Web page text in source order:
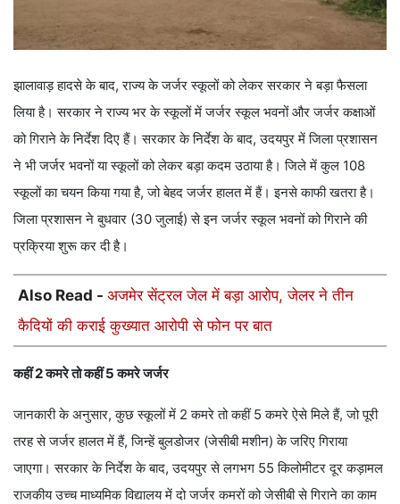
झालावाड़ हादसे के बाद, राज्य के जर्जर स्कूलों को लेकर सरकार ने बड़ा फैसला
लिया है। सरकार ने राज्य भर के स्कूलों में जर्जर स्कूल भवनों और जर्जर कक्षाओं
को गिराने के निर्देश दिए हैं। सरकार के निर्देश के बाद, उदयपुर में जिला प्रशासन
ने भी जर्जर भवनों या स्कूलों को लेकर बड़ा कदम उठाया है। जिले में कुल 108
स्कूलों का चयन किया गया है, जो बेहद जर्जर हालत में हैं। इनसे काफी खतरा है।
जिला प्रशासन ने बुधवार (30 जुलाई) से इन जर्जर स्कूल भवनों को गिराने की
प्रक्रिया शुरू कर दी है।
Also Read - अजमेर सेंट्रल जेल में बड़ा आरोप, जेलर ने तीन
कैदियों की कराई कुख्यात आरोपी से फोन पर बात
कहीं 2 कमरे तो कहीं 5 कमरे जर्जर
जानकारी के अनुसार, कुछ स्कूलों में 2 कमरे तो कहीं 5 कमरे ऐसे मिले हैं, जो पूरी
तरह से जर्जर हालत में हैं, जिन्हें बुलडोजर (जेसीबी मशीन) के जरिए गिराया
जाएगा। सरकार के निर्देश के बाद, उदयपुर से लगभग 55 किलोमीटर दूर कड़ामल
राजकीय उच्च माध्यमिक विद्यालय में दो जर्जर कमरों को जेसीबी से गिराने का काम